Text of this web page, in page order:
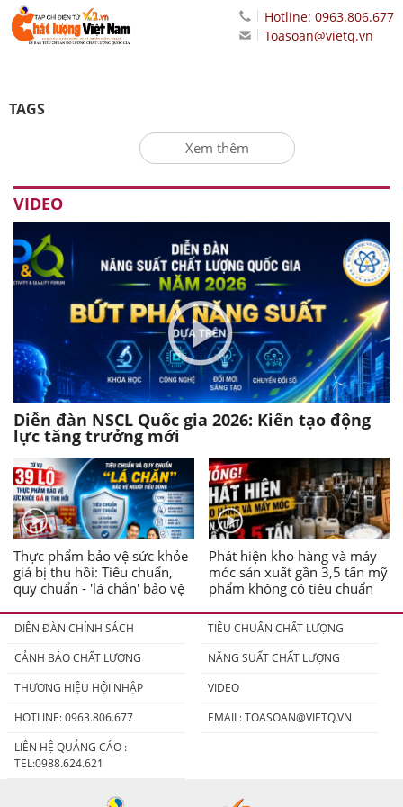
Hotline: 0963.806.677
Toasoan@vietq.vn
TAGS
Xem thêm
VIDEO
Diễn đàn NSCL Quốc gia 2026: Kiến tạo động
lực tăng trưởng mới
Thực phẩm bảo vệ sức khỏe
giả bị thu hồi: Tiêu chuẩn,
quy chuẩn - 'lá chắn' bảo vệ
Phát hiện kho hàng và máy
móc sản xuất gần 3,5 tấn mỹ
phẩm không có tiêu chuẩn
DIỄN ĐÀN CHÍNH SÁCH
TIÊU CHUẨN CHẤT LƯỢNG
CẢNH BÁO CHẤT LƯỢNG
NĂNG SUẤT CHẤT LƯỢNG
THƯƠNG HIỆU HỘI NHẬP
VIDEO
HOTLINE: 0963.806.677
EMAIL:TOASOAN@VIETQ.VN
LIÊN HỆ QUẢNG CÁO :
TEL:0988.624.621